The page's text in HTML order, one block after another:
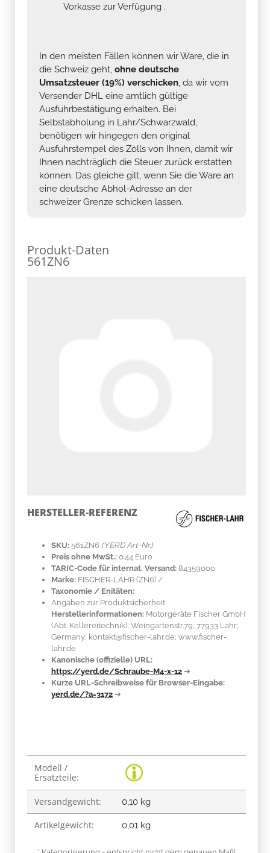
Vorkasse zur Verfügung .
In den meisten Fällen können wir Ware, die in
die Schweiz geht, ohne deutsche
Umsatzsteuer (19%) verschicken, da wir vom
Versender DHL eine amtlich gültige
Ausfuhrbestätigung erhalten. Bei
Selbstabholung in Lahr/Schwarzwald,
benötigen wir hingegen den original
Ausfuhrstempel des Zolls von Ihnen, damit wir
Ihnen nachträglich die Steuer zurück erstatten
können. Das gleiche gilt, wenn Sie die Ware an
eine deutsche Abhol-Adresse an der
schweizer Grenze schicken lassen.
Produkt-Daten
561ZN6
HERSTELLER-REFERENZ
SKU: 561ZN6 (YERD Art-Nr.)
Preis ohne MwSt.: 0.44 Euro
TARIC-Code für internat. Versand: 84359000
Marke: FISCHER-LAHR (ZN6) /
Taxonomie / Enitäten:
Angaben zur Produktsicherheit
Herstellerinformationen: Motorgeräte Fischer GmbH
(Abt. Kellereitechnik); Weingartenstr.79; 77933 Lahr;
Germany; kontakt@fischer-lahr.de; www.fischer-
lahr.de
Kanonische (offizielle) URL:
https://yerd.de/Schraube-M4-x-12 ➔
Kurze URL-Schreibweise für Browser-Eingabe:
yerd.de/?a=3172 ➔
Produkteigenschaft
Wert
Modell /
Ersatzteile:
Versandgewicht: 0,10 kg
Artikelgewicht: 0,01 kg